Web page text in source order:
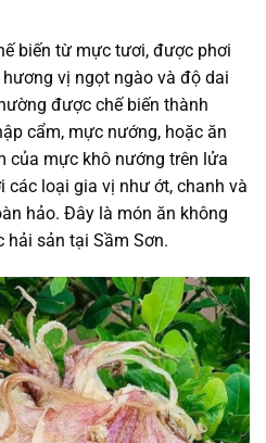
biến từ mực tươi, được phơi
vị ngọt ngào và độ dai
được chế biến thành
cẩm, mực nướng, hoặc ăn
của mực khô nướng trên lửa
các loại gia vị như ớt, chanh và
hảo. Đây là món ăn không
hải sản tại Sầm Sơn.